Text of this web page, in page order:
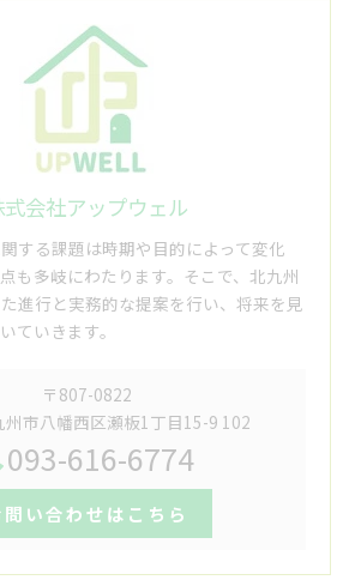
式会社アップウェル
する課題は時期や目的によって変化
も多岐にわたります。そこで、北九州
進行と実務的な提案を行い、将来を見
ていきます。
〒807-0822
州市八幡西区瀬板1丁目15-9 102
093-616-6774
問い合わせはこちら